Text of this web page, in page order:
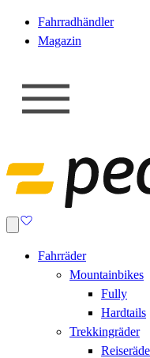
Fahrradhändler
Magazin
Fahrräder
Mountainbikes
Fully
Hardtails
Trekkingräder